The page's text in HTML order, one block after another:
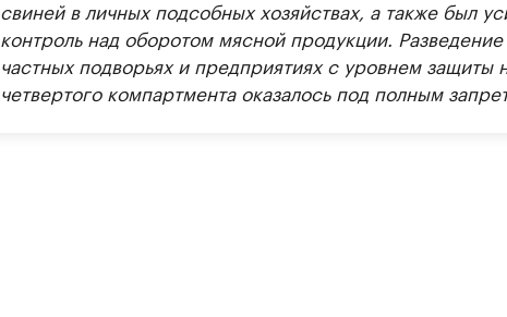
свиней в личных подсобных хозяйствах, а также был
контроль над оборотом мясной продукции.
частных подворьях и предприятиях с уровнем защиты
четвертого компартмента оказалось под полным